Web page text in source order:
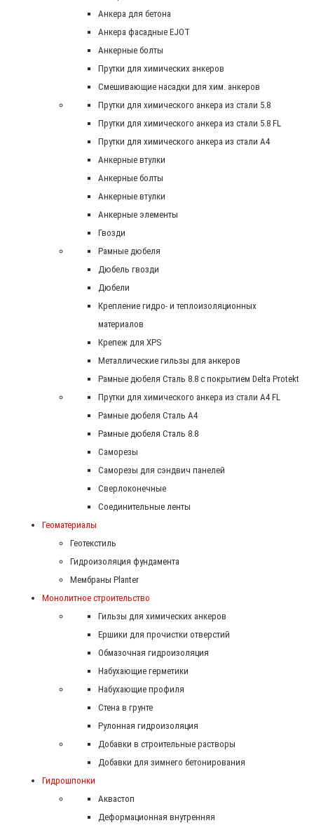
Анкера для бетона
Анкера фасадные EJOT
Анкерные болты
Прутки для химических анкеров
Смешивающие насадки для хим. анкеров
Прутки для химического анкера из стали 5.8
Прутки для химического анкера из стали 5.8 FL
Прутки для химического анкера из стали А4
Анкерные втулки
Анкерные болты
Анкерные втулки
Анкерные элементы
Гвозди
Рамные дюбеля
Дюбель гвозди
Дюбели
Крепление гидро- и теплоизоляционных
материалов
Крепеж для XPS
Металлические гильзы для анкеров
Рамные дюбеля Сталь 8.8 с покрытием Delta Protekt
Прутки для химического анкера из стали А4 FL
Рамные дюбеля Сталь A4
Рамные дюбеля Сталь 8.8
Саморезы
Саморезы для сэндвич панелей
Сверлоконечные
Соединительные ленты
Геоматериалы
Геотекстиль
Гидроизоляция фундамента
Мембраны Planter
Монолитное строительство
Гильзы для химических анкеров
Ершики для прочистки отверстий
Обмазочная гидроизоляция
Набухающие герметики
Набухающие профиля
Стена в грунте
Рулонная гидроизоляция
Добавки в строительные растворы
Добавки для зимнего бетонирования
Гидрошпонки
Аквастоп
Деформационная внутренняя